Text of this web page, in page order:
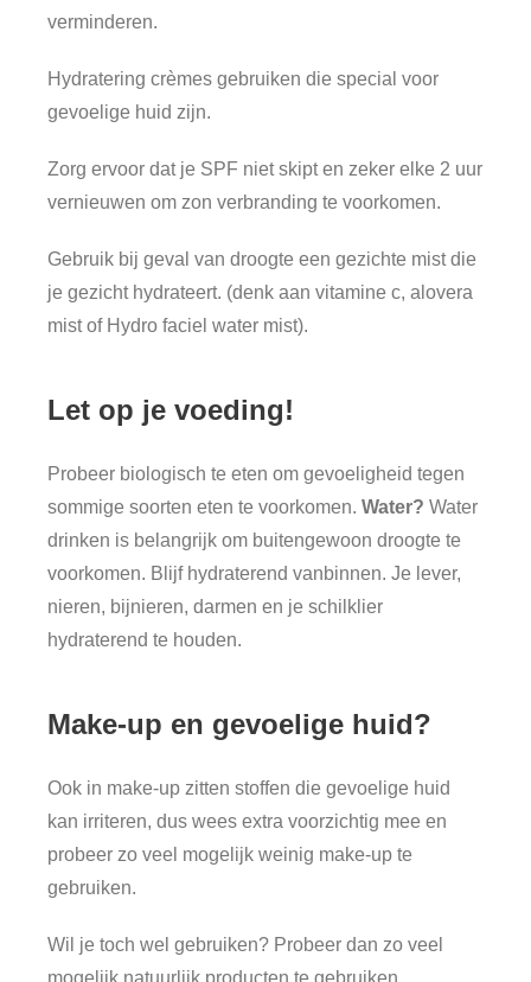
verminderen.
Hydratering crèmes gebruiken die special voor
gevoelige huid zijn.
Zorg ervoor dat je SPF niet skipt en zeker elke 2 uur
vernieuwen om zon verbranding te voorkomen.
Gebruik bij geval van droogte een gezichte mist die
je gezicht hydrateert. (denk aan vitamine c, alovera
mist of Hydro faciel water mist).
Let op je voeding!
Probeer biologisch te eten om gevoeligheid tegen
sommige soorten eten te voorkomen. Water? Water
drinken is belangrijk om buitengewoon droogte te
voorkomen. Blijf hydraterend vanbinnen. Je lever,
nieren, bijnieren, darmen en je schilklier
hydraterend te houden.
Make-up en gevoelige huid?
Ook in make-up zitten stoffen die gevoelige huid
kan irriteren, dus wees extra voorzichtig mee en
probeer zo veel mogelijk weinig make-up te
gebruiken.
Wil je toch wel gebruiken? Probeer dan zo veel